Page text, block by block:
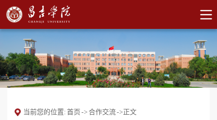
当前您的位置: 首页 -> 合作交流-> 正文